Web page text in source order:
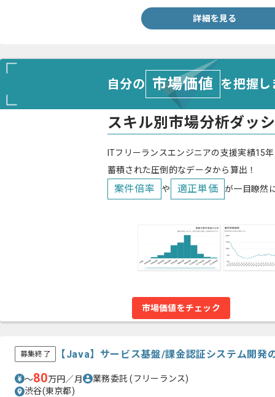
詳細を見る
自分の 市場価値 を把握
スキル別市場分析ダッ
ITフリーランスエンジニアの支援実績15
蓄積された圧倒的なデータから算出！
案件倍率 や 適正単価 が一目瞭然
市場価値をチェック
募集終了 【Java】サービス基盤/課金認証システム開発
〜80万円／月 業務委託(フリーランス)
渋谷(東京都)